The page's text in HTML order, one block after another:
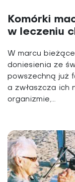
Komórki
w leczeniu
W marcu
doniesienia ze
powszechną już
a zwłaszcza ich
organizmie,...